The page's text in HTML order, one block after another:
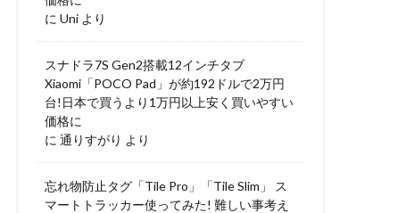
に Uni より
スナドラ7S Gen2搭載12インチタブ
Xiaomi「POCO Pad」が約192ドルで2万円
台!日本で買うより1万円以上安く買いやすい
価格に
に 通りすがり より
忘れ物防止タグ「Tile Pro」「Tile Slim」 ス
マートトラッカー使ってみた! 難しい事考え